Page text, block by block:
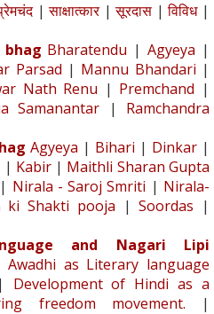
|साक्षात्कार|सूरदास |विविध|
Bharatendu |Agyeya |
Parsad | Mannu Bhandari |
Nath Renu | Premchand |
Samanantar | Ramchandra
Agyeya | Bihari | Dinkar |
| Kabir| Maithli Sharan Gupta
| Nirala - Saroj Smriti | Nirala-
ki Shakti pooja |Soordas |
and Nagari Lipi
as Literary language
Development of Hindi as a
freedom movement. |